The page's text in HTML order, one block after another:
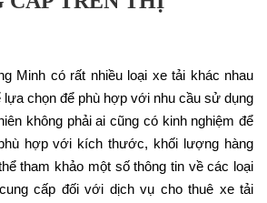
Minh có rất nhiều loại xe tải khác nhau
lựa chọn để phù hợp với nhu cầu sử dụng
không phải ai cũng có kinh nghiệm để
hợp với kích thước, khối lượng hàng
tham khảo một số thông tin về các loại
cấp đối với dịch vụ cho thuê xe tải